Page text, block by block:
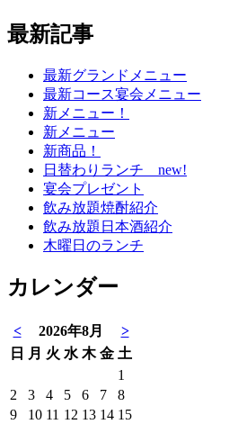
最新記事
最新グランドメニュー
最新コース宴会メニュー
新メニュー！
新メニュー
新商品！
日替わりランチ new!
宴会プレゼント
飲み放題焼酎紹介
飲み放題日本酒紹介
木曜日のランチ
カレンダー
< 2026年8月
>
日
月 火 水 木 金 土
1
2
3 4 5 6 7
8
9
10 11 12 13 14 15